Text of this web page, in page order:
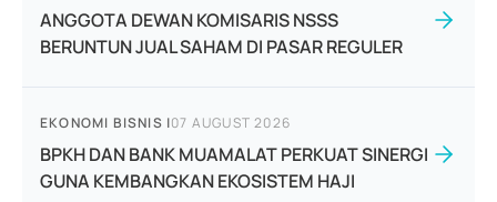
ANGGOTA DEWAN KOMISARIS NSSS
BERUNTUN JUAL SAHAM DI PASAR REGULER
EKONOMI BISNIS |07 AUGUST 2026
BPKH DAN BANK MUAMALAT PERKUAT SINERGI
GUNA KEMBANGKAN EKOSISTEM HAJI